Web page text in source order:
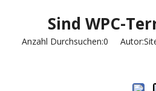
Sind WPC-
Anzahl Durchsuchen:0